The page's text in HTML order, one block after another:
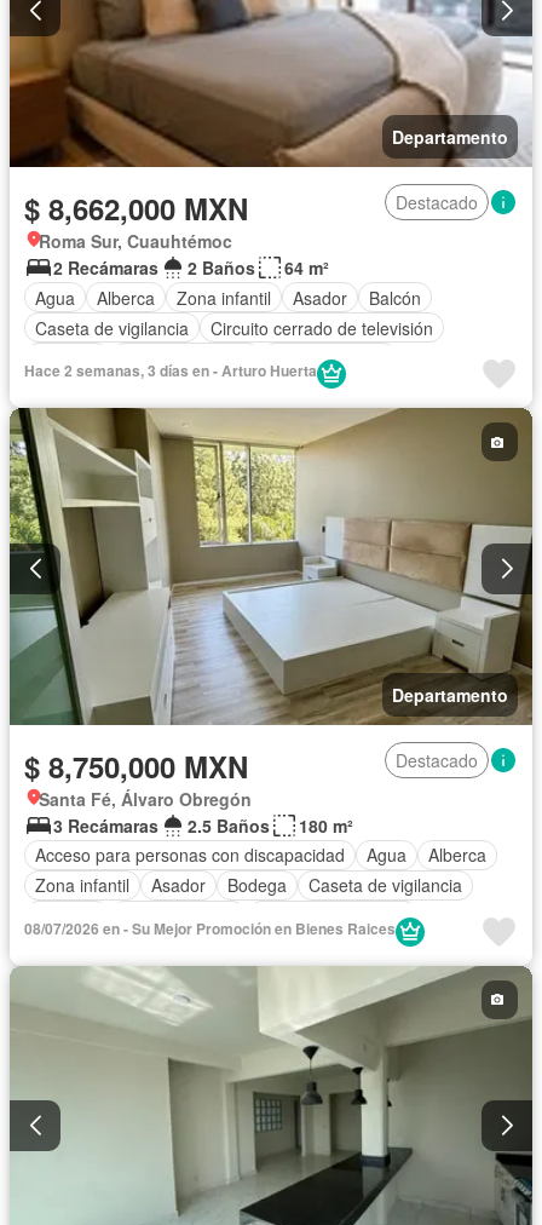
Departamento
$ 8,662,000 MXN
Destacado
Roma Sur, Cuauhtémoc
2 Recámaras
2 Baños
64 m²
Agua
Alberca Zona infantil Asador
Balcón
Caseta de vigilancia
Circuito cerrado de televisión
Cocina integral
Estacionamiento
Gimnasio
Jacuzzi Recámara con closet
Azotea
Seguridad
Terraza Vista panorámica
Hace 2 semanas, 3 días en - Arturo Huerta
Departamento
$ 8,750,000 MXN
Destacado
Santa Fé, Álvaro Obregón
3 Recámaras
2.5 Baños
180 m²
Acceso para personas con discapacidad
Agua
Alberca
Zona infantil
Asador Bodega
Caseta de vigilancia
Cuarto de Limpieza
Estacionamiento
Recámara con closet
Sala polivalente
Seguridad
Zonas verdes Sin amueblar
08/07/2026 en - Su Mejor Promoción en Bienes Raices